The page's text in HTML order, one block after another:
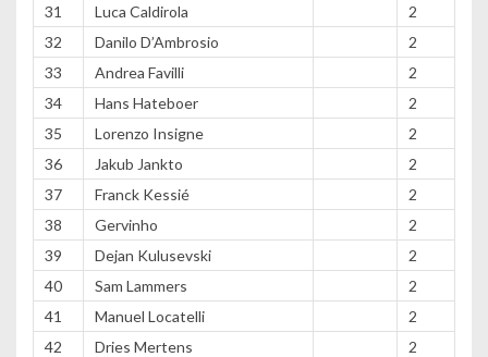
31
Luca Caldirola
2
32
Danilo D’Ambrosio
2
33
Andrea Favilli
2
34
Hans Hateboer
2
35
Lorenzo Insigne
2
36
Jakub Jankto
2
37
Franck Kessié
2
38
Gervinho
2
39
Dejan Kulusevski
2
40
Sam Lammers
2
41
Manuel Locatelli
2
42
Dries Mertens
2